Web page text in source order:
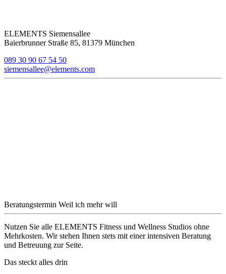
ELEMENTS Siemensallee
Baierbrunner Straße 85, 81379 München
089 30 90 67 54 50
siemensallee@elements.com
Beratungstermin Weil ich mehr will
Nutzen Sie alle ELEMENTS Fitness und Wellness Studios ohne
Mehrkosten. Wir stehen Ihnen stets mit einer intensiven Beratung
und Betreuung zur Seite.
Das steckt alles drin